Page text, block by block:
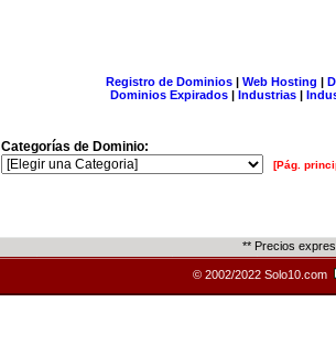
Registro de Dominios| Web Hosting |
Dominios Expirados | Industrias |
Categorías de Dominio:
[Pág.
** Precios
© 2002/2022 Solo10.com